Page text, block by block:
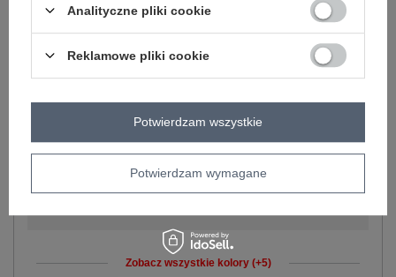
S 2016103177196 +
+
2016103177219
Zobacz wszystkie kolory (+5)
Analityczne pliki cookie
Reklamowe pliki cookie
Potwierdzam wymagane
Potwierdzam wszystkie